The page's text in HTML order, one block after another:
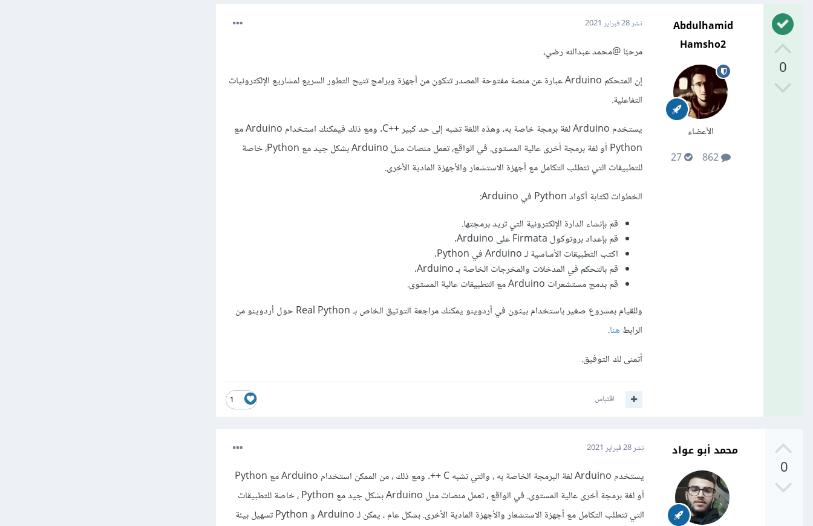
0
Abdulhamid
Hamsho2
الأعضاء
862
27
نشر28 فبراير 2021
مرحبًا@محمد عبدالله رضي،
إن المتحكم Arduino عبارة عن منصة مفتوحة المصدر تتكون من أجهزة وبرامج تتيح التطور السريع لمشاريع الإلكترونيات
التفاعلية.
يستخدم Arduino لغة برمجة خاصة به، وهذه اللغة تشبه إلى حد كبير ++C. ومع ذلك فيمكنك استخدام Arduino مع
Python أو لغة برمجة أخرى عالية المستوى. في الواقع، تعمل منصات مثل Arduino بشكل جيد مع Python، خاصة
للتطبيقات التي تتطلب التكامل مع أجهزة الاستشعار والأجهزة المادية الأخرى.
الخطوات لكتابة أكواد Python في Arduino:
قم بإنشاء الدارة الإلكترونية التي تريد برمجتها.
قم بإعداد بروتوكول Firmata على Arduino.
اكتب التطبيقات الأساسية لـ Arduino في Python.
قم بالتحكم في المدخلات والمخرجات الخاصة بـ Arduino.
قم بدمج مستشعرات Arduino مع التطبيقات عالية المستوى.
وللقيام بمشروع صغير باستخدام بيثون في أردوينو يمكنك مراجعة التوثيق الخاص بـ Real Python حول أردوينو من
الرابطهنا.
أتمنى لك التوفيق.
1 اقتباس
0
محمد أبو عواد نشر28 فبراير 2021
يستخدم Arduino لغة البرمجة الخاصة به ، والتي تشبه C ++. ومع ذلك ، من الممكن استخدام Arduino مع Python
أو لغة برمجة أخرى عالية المستوى. في الواقع ، تعمل منصات مثل Arduino بشكل جيد مع Python ، خاصة للتطبيقات
التي تتطلب التكامل مع أجهزة الاستشعار والأجهزة المادية الأخرى. بشكل عام ، يمكن لـ Arduino و Python تسهيل بيئة